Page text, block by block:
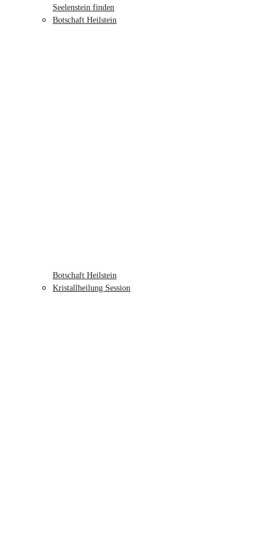
Seelenstein finden
Botschaft Heilstein
Botschaft Heilstein
Kristallheilung Session